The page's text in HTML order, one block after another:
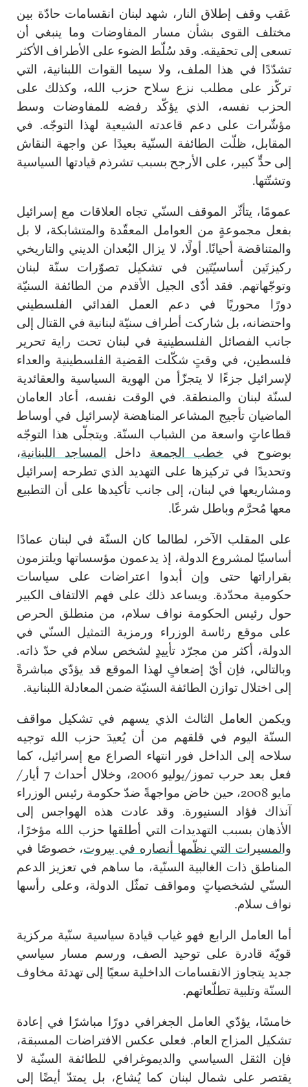
عَقب وقف إطلاق النار، شهد لبنان انقسامات حادّة بين
مختلف القوى بشأن مسار المفاوضات وما ينبغي أن
تسعى إلى تحقيقه. وقد سُلّط الضوء على الأطراف الأكثر
تشدّدًا في هذا الملف، ولا سيما القوات اللبنانية، التي
تركّز على مطلب نزع سلاح حزب الله، وكذلك على
الحزب نفسه، الذي يؤكّد رفضه للمفاوضات وسط
مؤشّرات على دعم قاعدته الشيعية لهذا التوجّه. في
المقابل، ظلّت الطائفة السنّية بعيدًا عن واجهة النقاش
إلى حدٍّ كبير، على الأرجح بسبب تشرذم قيادتها السياسية
وتشتّتها.
عمومًا، يتأثّر الموقف السنّي تجاه العلاقات مع إسرائيل
بفعل مجموعةٍ من العوامل المعقّدة والمتشابكة، لا بل
والمتناقضة أحيانًا. أولًا، لا يزال البُعدان الديني والتاريخي
ركيزتَين أساسيّتَين في تشكيل تصوّرات سنّة لبنان
وتوجّهاتهم. فقد أدّى الجيل الأقدم من الطائفة السنيّة
دورًا محوريًا في دعم العمل الفدائي الفلسطيني
واحتضانه، بل شاركت أطراف سنيّة لبنانية في القتال إلى
جانب الفصائل الفلسطينية في لبنان تحت راية تحرير
فلسطين، في وقتٍ شكّلت القضية الفلسطينية والعداء
لإسرائيل جزءًا لا يتجزّأ من الهوية السياسية والعقائدية
لسنّة لبنان والمنطقة. في الوقت نفسه، أعاد العامان
الماضيان تأجيج المشاعر المناهضة لإسرائيل في أوساط
قطاعاتٍ واسعة من الشباب السنّة. ويتجلّى هذا التوجّه
بوضوح في خطب الجمعة داخل المساجد اللبنانية،
وتحديدًا في تركيزها على التهديد الذي تطرحه إسرائيل
ومشاريعها في لبنان، إلى جانب تأكيدها على أن التطبيع
معها مُحرَّم وباطل شرعًا.
على المقلب الآخر، لطالما كان السنّة في لبنان عمادًا
أساسيًا لمشروع الدولة، إذ يدعمون مؤسساتها ويلتزمون
بقراراتها حتى وإن أبدوا اعتراضات على سياسات
حكومية محدّدة. ويساعد ذلك على فهم الالتفاف الكبير
حول رئيس الحكومة نواف سلام، من منطلق الحرص
على موقع رئاسة الوزراء ورمزية التمثيل السنّي في
الدولة، أكثر من مجرّد تأييدٍ لشخص سلام في حدّ ذاته.
وبالتالي، فإن أيّ إضعافٍ لهذا الموقع قد يؤدّي مباشرةً
إلى اختلال توازن الطائفة السنيّة ضمن المعادلة اللبنانية.
ويكمن العامل الثالث الذي يسهم في تشكيل مواقف
السنّة اليوم في قلقهم من أن يُعيدَ حزب الله توجيه
سلاحه إلى الداخل فور انتهاء الصراع مع إسرائيل، كما
فعل بعد حرب تموز/يوليو 2006، وخلال أحداث 7 أيار/
مايو 2008، حين خاض مواجهةً ضدّ حكومة رئيس الوزراء
آنذاك فؤاد السنيورة. وقد عادت هذه الهواجس إلى
الأذهان بسبب التهديدات التي أطلقها حزب الله مؤخرًا،
والمسيرات التي نظّمها أنصاره في بيروت، خصوصًا في
المناطق ذات الغالبية السنّية، ما ساهم في تعزيز الدعم
السنّي لشخصياتٍ ومواقف تمثّل الدولة، وعلى رأسها
نواف سلام.
أما العامل الرابع فهو غياب قيادة سياسية سنّية مركزية
قويّة قادرة على توحيد الصف، ورسم مسار سياسي
جديد يتجاوز الانقسامات الداخلية سعيًا إلى تهدئة مخاوف
السنّة وتلبية تطلّعاتهم.
خامسًا، يؤدّي العامل الجغرافي دورًا مباشرًا في إعادة
تشكيل المزاج العام. فعلى عكس الافتراضات المسبقة،
فإن الثقل السياسي والديموغرافي للطائفة السنّية لا
يقتصر على شمال لبنان كما يُشاع، بل يمتدّ أيضًا إلى